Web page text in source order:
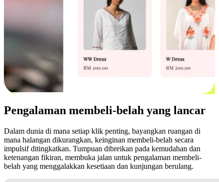
Pengalaman membeli-belah yang lancar
Dalam dunia di mana setiap klik penting, bayangkan ruangan di
mana halangan dikurangkan, keinginan membeli-belah secara
impulsif ditingkatkan. Tumpuan dibreikan pada kemudahan dan
ketenangan fikiran, membuka jalan untuk pengalaman membeli-
belah yang menggalakkan kesetiaan dan kunjungan berulang.